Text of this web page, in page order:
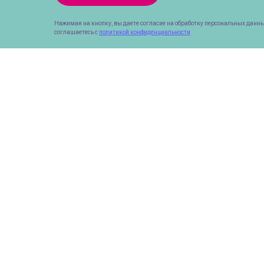
Нажимая на кнопку, вы даете согласие на обработку персональных
соглашаетесь с политикой конфиденциальности